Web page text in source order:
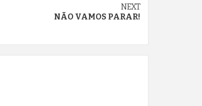
NEXT
NÃO VAMOS PARAR!